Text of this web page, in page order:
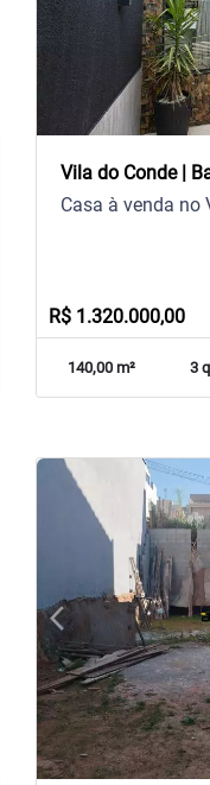
Vila do Conde |
Casa à venda no
R$ 1.320.000,00
140,00 m² 3
arrow_back_iosPrevious